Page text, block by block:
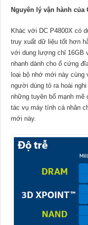
Nguyên lý vận hành của
Khác với DC P4800X có
truy xuất dữ liệu tốt hơn
với dung lượng chỉ 16GB
nhanh dành cho ổ cứng
loại bộ nhớ mới này
người dùng tỏ ra hoài
những tuyên bố mạnh mẽ
tác vụ máy tính cá nhân
mới này.